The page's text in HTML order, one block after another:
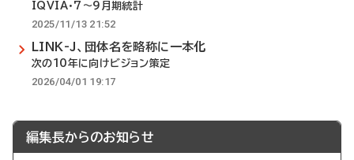
IQVIA・7～9月期統計
2025/11/13 21:52
LINK-J、団体名を略称に一本化
次の10年に向けビジョン策定
2026/04/01 19:17
編集長からのお知らせ